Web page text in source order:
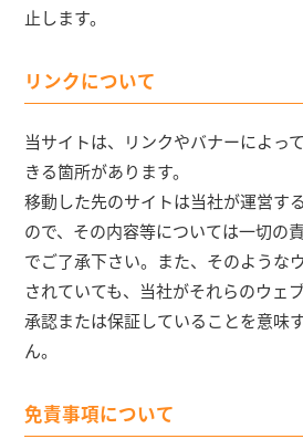
止します。
リンクについて
当サイトは、リンクやバナーによっ
きる箇所があります。
移動した先のサイトは当社が運営す
ので、その内容等については一切の
でご了承下さい。また、そのような
されていても、当社がそれらのウェ
承認または保証していることを意味
ん。
免責事項について